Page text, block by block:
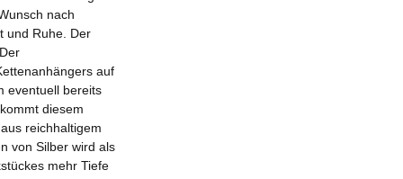
nach
und Ruhe. Der
auf
eventuell bereits
diesem
reichhaltigem
von Silber wird als
mehr Tiefe